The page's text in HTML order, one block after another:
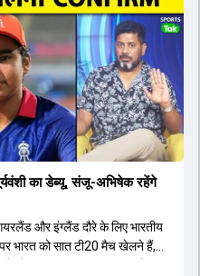
मुंबई में होने वाली चयन समिति की
विराट कोहली को फिटनेस की शर्त
का डेब्यू, संजू-अभिषेक रहेंगे
और इंग्लैंड दौरे के लिए भारतीय
भारत को सात टी20 मैच खेलने हैं,
डेब्यू करना तय माना जा रहा है।